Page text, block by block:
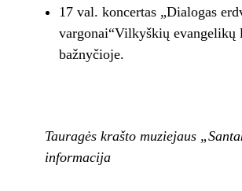
17 val. koncertas „Dialogas
vargonai“Vilkyškių evangelikų
bažnyčioje.
Tauragės krašto muziejaus
informacija